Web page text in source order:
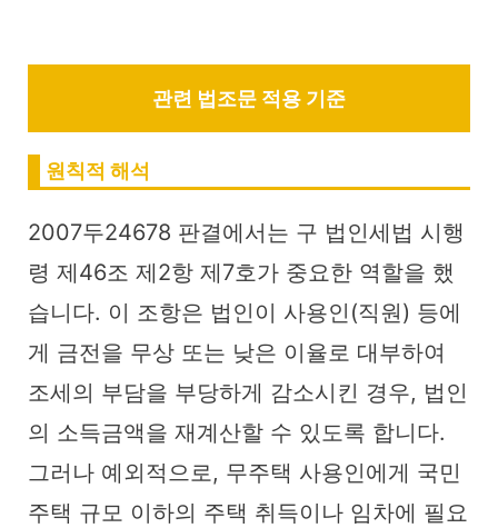
관련 법조문 적용 기준
원칙적 해석
2007두24678 판결에서는 구 법인세법 시행
령 제46조 제2항 제7호가 중요한 역할을 했
습니다. 이 조항은 법인이 사용인(직원) 등에
게 금전을 무상 또는 낮은 이율로 대부하여
조세의 부담을 부당하게 감소시킨 경우, 법인
의 소득금액을 재계산할 수 있도록 합니다.
그러나 예외적으로, 무주택 사용인에게 국민
주택 규모 이하의 주택 취득이나 임차에 필요